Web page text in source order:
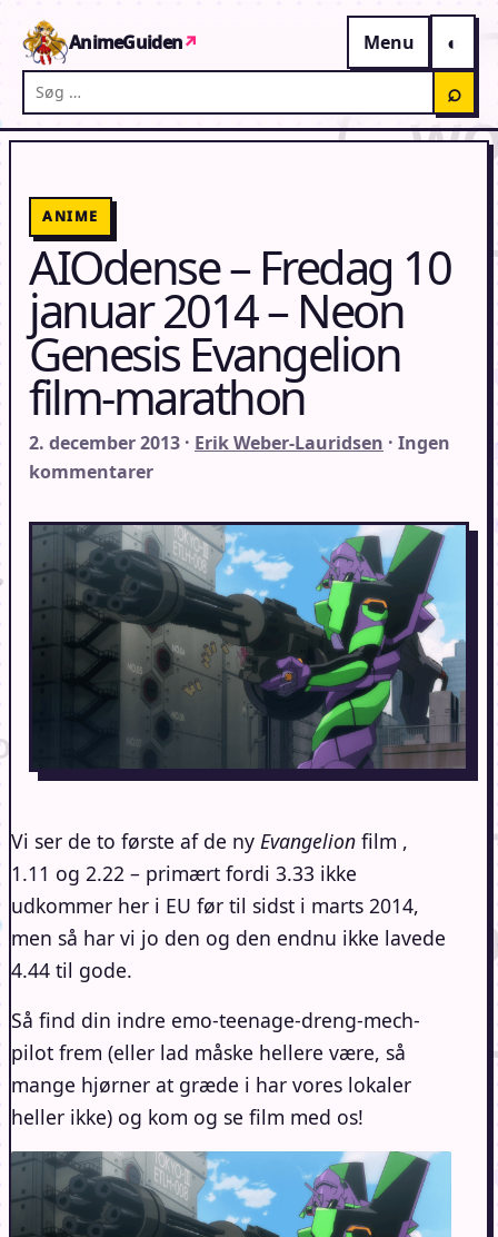
AnimeGuiden↗
Menu
Søg på AnimeGuiden
⌕
ANIME
AIOdense – Fredag 10
januar 2014 – Neon
Genesis Evangelion
film-marathon
2. december 2013 · Erik Weber-Lauridsen · Ingen
kommentarer
Vi ser de to første af de ny Evangelion film ,
1.11 og 2.22 – primært fordi 3.33 ikke
udkommer her i EU før til sidst i marts 2014,
men så har vi jo den og den endnu ikke lavede
4.44 til gode.
Så find din indre emo-teenage-dreng-mech-
pilot frem (eller lad måske hellere være, så
mange hjørner at græde i har vores lokaler
heller ikke) og kom og se film med os!